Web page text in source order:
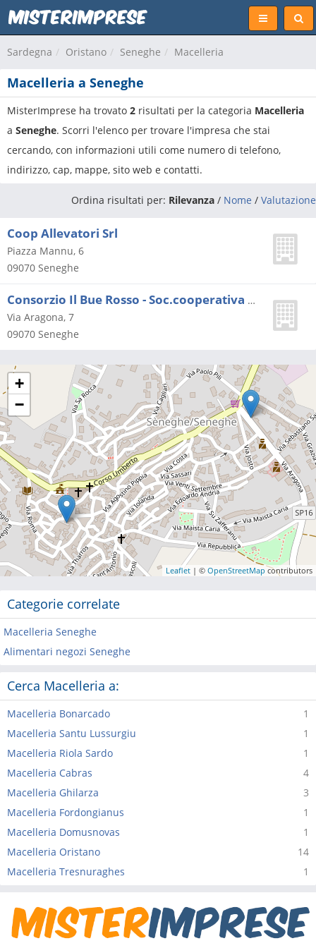
Sardegna Oristano Seneghe Macelleria
Macelleria a Seneghe
MisterImprese ha trovato 2 risultati per la categoria Macelleria
a Seneghe. Scorri l'elenco per trovare l'impresa che stai
cercando, con informazioni utili come numero di telefono,
indirizzo, cap, mappe, sito web e contatti.
Ordina risultati per: Rilevanza / Nome / Valutazione
Coop Allevatori Srl
Piazza Mannu, 6
09070 Seneghe
Consorzio Il Bue Rosso - Soc.cooperativa Consortile A R.l.
Via Aragona, 7
09070 Seneghe
+
−
Leaflet | © OpenStreetMap contributors
Categorie correlate
Macelleria Seneghe
Alimentari negozi Seneghe
Cerca Macelleria a:
1
Macelleria Bonarcado
1
Macelleria Santu Lussurgiu
1
Macelleria Riola Sardo
4
Macelleria Cabras
3
Macelleria Ghilarza
1
Macelleria Fordongianus
1
Macelleria Domusnovas
14
Macelleria Oristano
1
Macelleria Tresnuraghes